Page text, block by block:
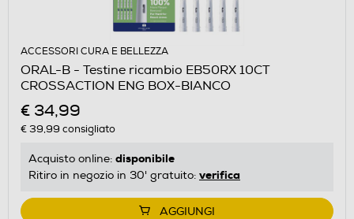
ACCESSORI CURA E BELLEZZA
ORAL-B - Testine ricambio EB50RX 10CT
CROSSACTION ENG BOX-BIANCO
€ 34,99
€ 39,99 consigliato
Acquisto online: disponibile
Ritiro in negozio in 30' gratuito: verifica
AGGIUNGI